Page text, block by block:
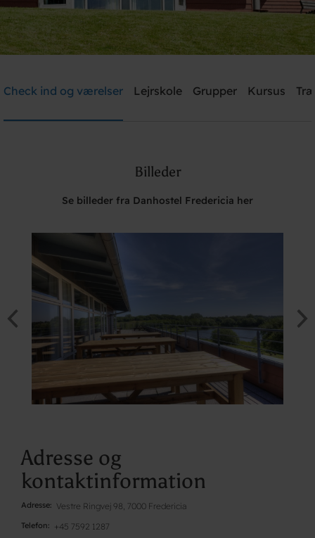
Brug for hjælp? Ring+45 7592 1287
Check ind og værelser Lejrskole Grupper Kursus
Billeder
Se billeder fra Danhostel Fredericia her
Adresse og
kontaktinformation
Adresse Vestre Ringvej 98, 7000 Fredericia
Telefon +45 7592 1287